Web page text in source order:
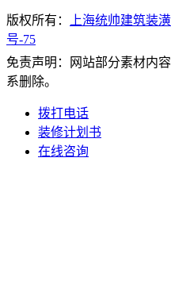
版权所有： 上海统帅建筑装
号-75
免责声明：网站部分素材内
系删除。
拨打电话
装修计划书
在线咨询